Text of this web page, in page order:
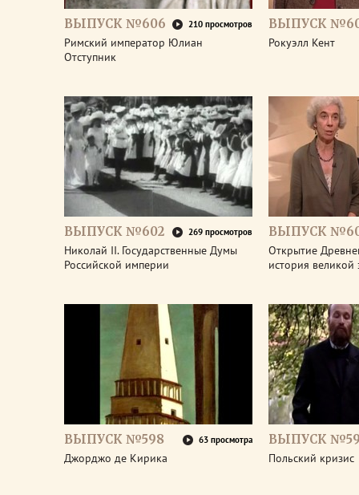
ВЫПУСК №606 210 просмотров
Римский император Юлиан
Отступник
ВЫПУСК
Рокуэлл Кент
ВЫПУСК №602 269 просмотров
Николай II. Государственные Думы
Российской империи
ВЫПУСК
Открытие
история великой
ВЫПУСК №598 63 просмотра
Джорджо де Кирика
ВЫПУСК
Польский кризис